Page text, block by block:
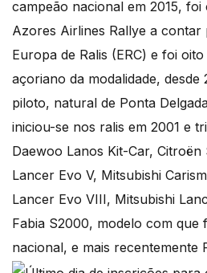
campeão nacional em 2015,
Azores Airlines Rallye a contar
Europa de Ralis (ERC) e foi
açoriano da modalidade, desde
piloto, natural de Ponta
iniciou-se nos ralis em 2001 e
Daewoo Lanos Kit-Car,
Lancer Evo V, Mitsubishi
Lancer Evo VIII, Mitsubishi
Fabia S2000, modelo com que
nacional, e mais recentemente